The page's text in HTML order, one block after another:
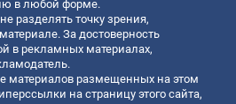
в любой форме.
разделять точку зрения,
За достоверность
в рекламных материалах,
материалов размещенных на этом
на страницу этого сайта,